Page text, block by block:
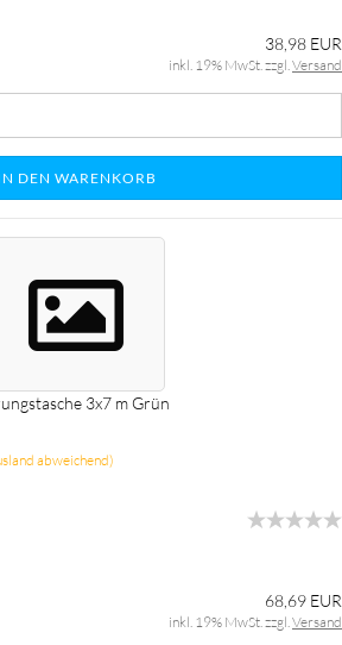
38,98 EUR
inkl. 19% MwSt. zzgl.Versand
DEN WARENKORB
3x7 m Grün
abweichend)
68,69 EUR
inkl. 19% MwSt. zzgl.Versand